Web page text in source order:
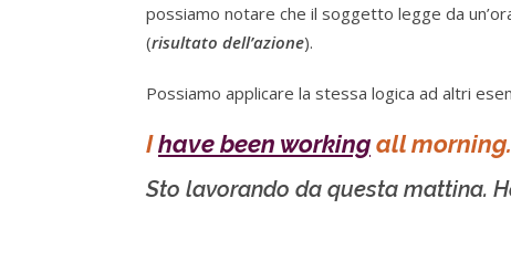
possiamo notare che il soggetto legge da
(risultato dell’azione).
Possiamo applicare la stessa logica ad altri
Ihave been workingall
Sto lavorando da questa mattina.